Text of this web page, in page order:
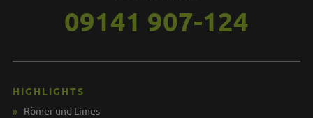
09141 907-124
HIGHLIGHTS
Römer und Limes